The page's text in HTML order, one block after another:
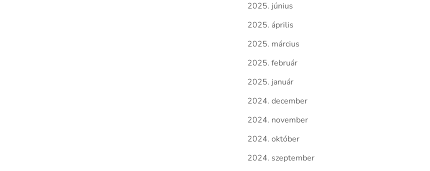
2025. június
2025. április
2025. március
2025. február
2025. január
2024. december
2024. november
2024. október
2024. szeptember